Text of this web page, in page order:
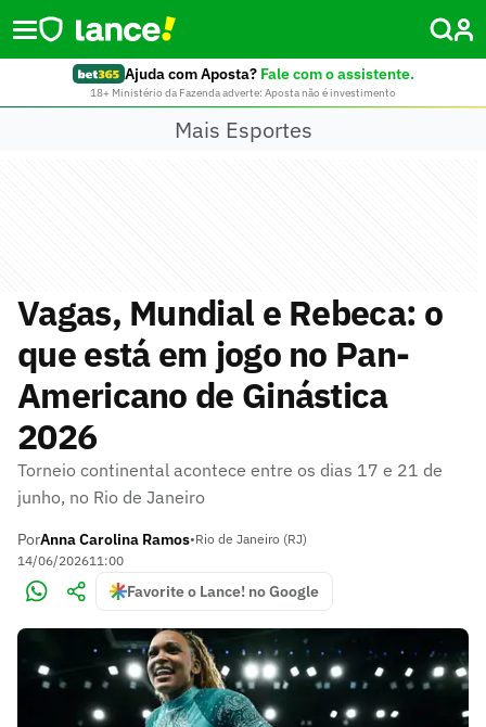
Ajuda com Aposta? Fale com o assistente.
18+ Ministério da Fazenda adverte: Aposta não é investimento
Mais Esportes
Vagas, Mundial e Rebeca: o
que está em jogo no Pan-
Americano de Ginástica
2026
Torneio continental acontece entre os dias 17 e 21 de
junho, no Rio de Janeiro
PorAnna Carolina Ramos•Rio de Janeiro (RJ)
14/06/202611:00
Favorite o Lance! no Google